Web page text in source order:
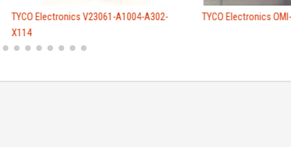
TYCO Electronics V23061-A1004-A302-
X114
TYCO Electronics